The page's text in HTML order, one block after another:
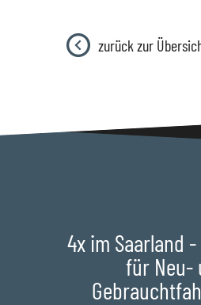
zurück zur
4x im Saarland
für Neu-